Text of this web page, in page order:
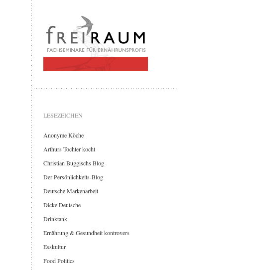
LESEZEICHEN
Anonyme Köche
Arthurs Tochter kocht
Christian Buggischs Blog
Der Persönlichkeits-Blog
Deutsche Markenarbeit
Dicke Deutsche
Drinktank
Ernährung & Gesundheit kontrovers
Esskultur
Food Politics